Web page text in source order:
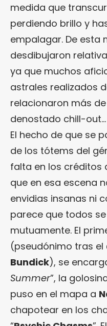
medida que
perdiendo brillo y
empalagar. De esta
desdibujaron
ya que muchos
astrales realizados
relacionaron más
denostado chill-out…
El hecho de que se
de los tótems del
falta en los créditos
que en esa escena
envidias insanas ni
parece que todos
mutuamente. El
(pseudónimo tras el
Bundick), se
Summer”, la
puso en el mapa a
chapotear en los